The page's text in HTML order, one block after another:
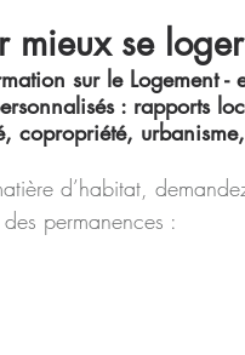
mieux se loger
sur le Logement
: rapports
copropriété,
d’habitat,
permanences :